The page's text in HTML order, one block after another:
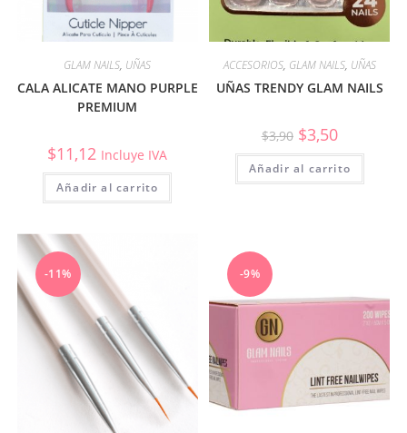
GLAM NAILS, UÑAS
CALA ALICATE MANO PURPLE
PREMIUM
$11,12 Incluye IVA
Añadir al carrito
ACCESORIOS, GLAM NAILS, UÑAS
UÑAS TRENDY GLAM NAILS
$3,90 $3,50
Añadir al carrito
-11% -9%